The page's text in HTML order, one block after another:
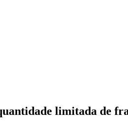
limitada de